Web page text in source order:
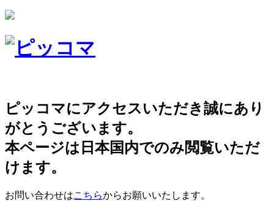
ピッコマにアクセスいただき誠にあり
がとうございます。
本ページは日本国内でのみ閲覧いただ
けます。
お問い合わせはこちらからお願いいたします。